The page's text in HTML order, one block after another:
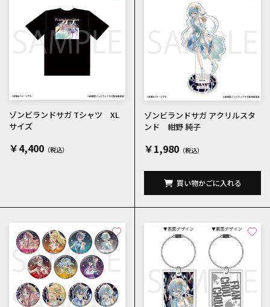
ゾンビランドサガ Tシャツ XL
サイズ
￥4,400
ゾンビランドサガ アクリルスタ
ンド 紺野 純子
￥1,980
買い物かごに入れる